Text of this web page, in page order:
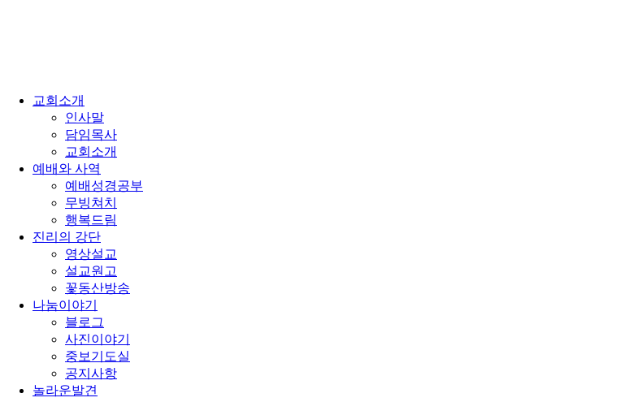
교회소개
인사말
담임목사
교회소개
예배와 사역
예배성경공부
무빙쳐치
행복드림
진리의 강단
영상설교
설교원고
꽃동산방송
나눔이야기
블로그
사진이야기
중보기도실
공지사항
놀라운발견